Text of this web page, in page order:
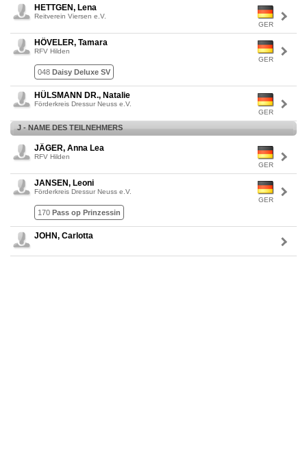
GER
HETTGEN, Lena
Reitverein Viersen e.V.
GER
HÖVELER, Tamara
RFV Hilden
048 Daisy Deluxe SV
GER
HÜLSMANN DR., Natalie
Förderkreis Dressur Neuss e.V.
J - NAME DES TEILNEHMERS
GER
JÄGER, Anna Lea
RFV Hilden
GER
JANSEN, Leoni
Förderkreis Dressur Neuss e.V.
170 Pass op Prinzessin
JOHN, Carlotta